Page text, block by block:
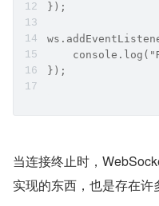
});
});
当连接终止时，
实现的东西，也是存在许